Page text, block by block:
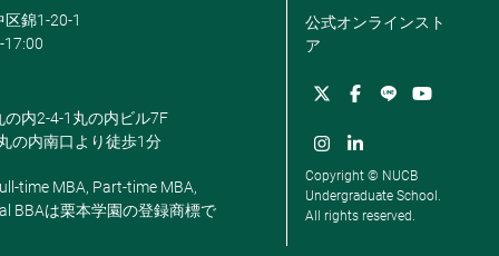
錦1-20-1
17:00
内2-4-1丸の内ビル7F
の内南口より徒歩1分
time MBA, Part-time MBA,
BBAは栗本学園の登録商標で
公式オンラインスト
ア
Copyright © NUCB
Undergraduate School.
All rights reserved.